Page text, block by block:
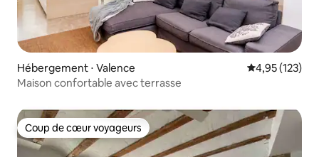
Hébergement ⋅ Valence Évaluation
4,95 (123)
Maison confortable avec terrasse
Coup de cœur voyageurs
Coup de cœur voyageurs